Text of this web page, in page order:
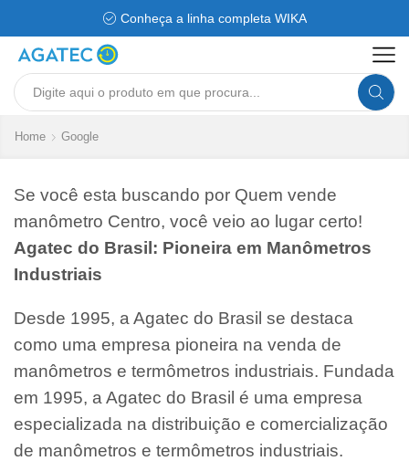
Conheça a linha completa WIKA
Search
Home Google
Se você esta buscando por Quem vende
manômetro Centro, você veio ao lugar certo!
Agatec do Brasil: Pioneira em Manômetros
Industriais
Desde 1995, a Agatec do Brasil se destaca
como uma empresa pioneira na venda de
manômetros e termômetros industriais. Fundada
em 1995, a Agatec do Brasil é uma empresa
especializada na distribuição e comercialização
de manômetros e termômetros industriais.